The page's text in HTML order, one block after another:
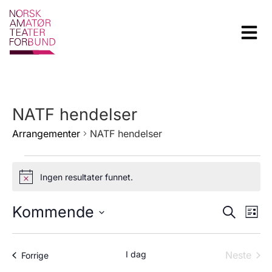
NATF hendelser
Arrangementer NATF hendelser
NoticeIngen resultater funnet.
and
Søk Liste
Kommende
dato.
ForrigeArrangementer I dag Neste